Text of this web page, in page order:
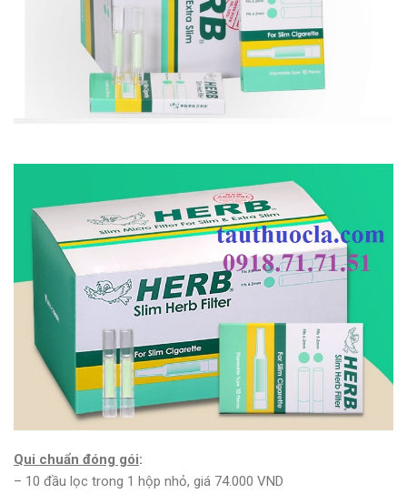
Qui chuẩn đóng gói:
– 10 đầu lọc trong 1 hộp nhỏ, giá 74.000 VND